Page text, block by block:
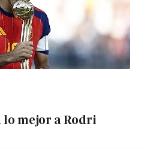
lo mejor a Rodri